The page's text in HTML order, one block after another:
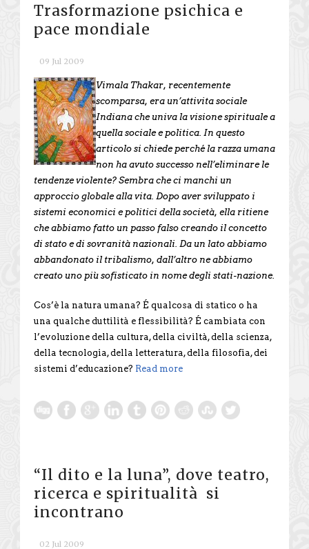
Trasformazione psichica e
pace mondiale
09 Jul 2009
Vimala Thakar, recentemente
scomparsa, era un’attivita sociale
Indiana che univa la visione spirituale a
quella sociale e politica. In questo
articolo si chiede perché la razza umana
non ha avuto successo nell’eliminare le
tendenze violente? Sembra che ci manchi un
approccio globale alla vita. Dopo aver sviluppato i
sistemi economici e politici della società, ella ritiene
che abbiamo fatto un passo falso creando il concetto
di stato e di sovranità nazionali. Da un lato abbiamo
abbandonato il tribalismo, dall’altro ne abbiamo
creato uno più sofisticato in nome degli stati-nazione.
Cos’è la natura umana? É qualcosa di statico o ha
una qualche duttilità e flessibilità? É cambiata con
l’evoluzione della cultura, della civiltà, della scienza,
della tecnologia, della letteratura, della filosofia, dei
sistemi d’educazione? Read more
“Il dito e la luna”, dove teatro,
ricerca e spiritualità si
incontrano
02 Jul 2009